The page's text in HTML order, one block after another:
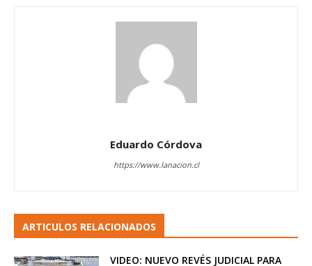
Eduardo Córdova
https://www.lanacion.cl
ARTICULOS RELACIONADOS
VIDEO: NUEVO REVÉS JUDICIAL PARA